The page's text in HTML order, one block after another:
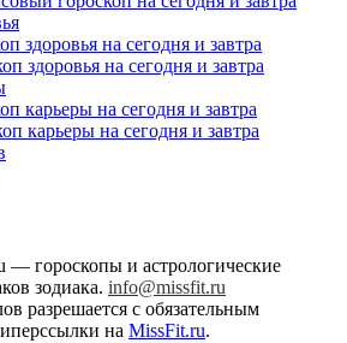
здоровья на сегодня и завтра
здоровья на сегодня и завтра
карьеры на сегодня и завтра
карьеры на сегодня и завтра
— гороскопы и астрологические
зодиака. info@missfit.ru
разрешается с обязательным
на MissFit.ru.